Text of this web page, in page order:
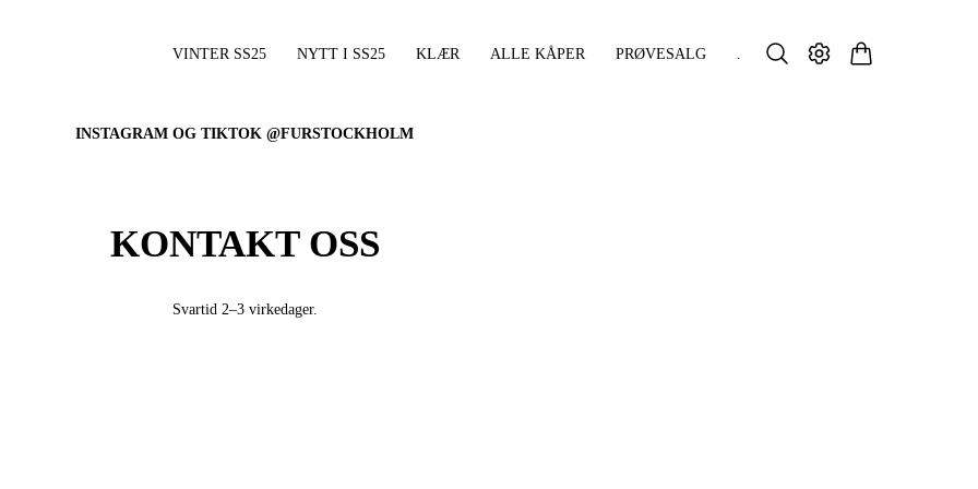
VINTER SS25 NYTT I SS25 KLÆR ALLE KÅPER PRØVESALG
INSTAGRAM OG TIKTOK @FURSTOCKHOLM
KONTAKT OSS
Svartid 2–3 virkedager.